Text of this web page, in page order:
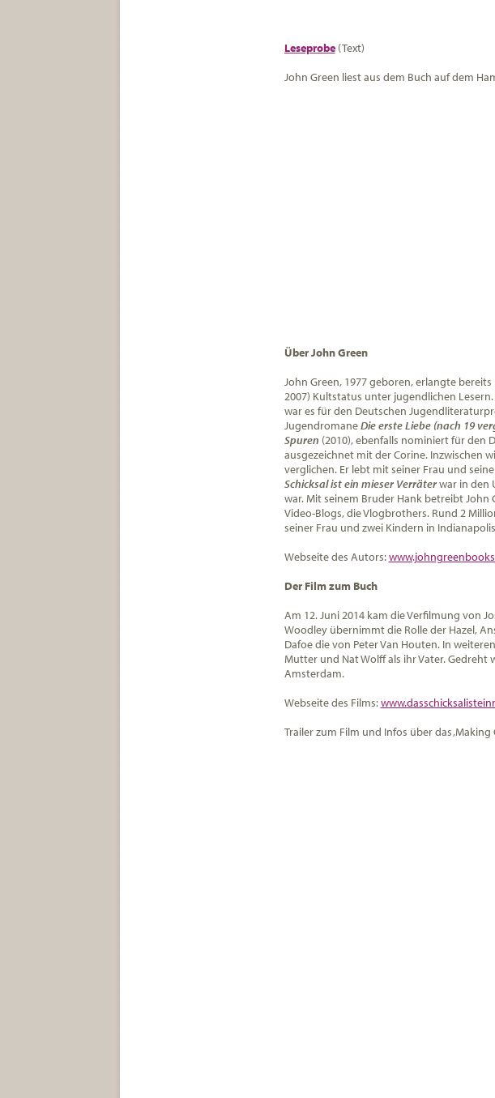
Leseprobe(Text)
John Green liest aus dem Buch auf dem
Über John Green
John Green, 1977 geboren, erlangte
2007) Kultstatus unter jugendlichen
war es für den Deutschen
JugendromaneDie erste Liebe (nach 19
Spuren (2010), ebenfalls nominiert für den
ausgezeichnet mit der Corine. Inzwischen
verglichen. Er lebt mit seiner Frau und
Schicksal ist ein mieser Verräterwar in den
war.Mit seinem Bruder Hank betreibt
Video-Blogs, die Vlogbrothers. Rund 2
seiner Frau und zwei Kindern in
Webseite des Autors:
Der Film zum Buch
Am 12. Juni 2014 kam die Verfilmung von
Woodleyübernimmt die Rolle der Hazel,
Dafoedie von Peter Van Houten. In
Mutter und Nat Wolff als ihr Vater.
Amsterdam.
Webseite des Films:
Trailer zum Film und Infos über das ‚Making